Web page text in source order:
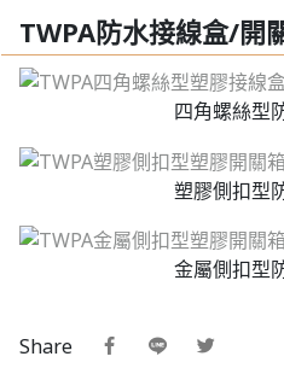
TWPA防水接線盒/開
四角螺絲型
塑膠側扣型
金屬側扣型
Share